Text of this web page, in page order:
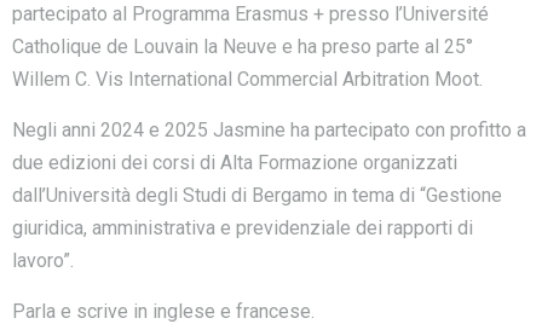
partecipato al Programma Erasmus + presso l’Université
Catholique de Louvain la Neuve e ha preso parte al 25°
Willem C. Vis International Commercial Arbitration Moot.
Negli anni 2024 e 2025 Jasmine ha partecipato con profitto a
due edizioni dei corsi di Alta Formazione organizzati
dall’Università degli Studi di Bergamo in tema di “Gestione
giuridica, amministrativa e previdenziale dei rapporti di
lavoro”.
Parla e scrive in inglese e francese.